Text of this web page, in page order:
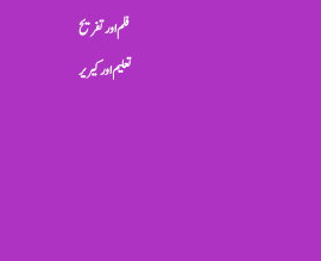
فلم اور تفریح
تعلیم اور کیریر